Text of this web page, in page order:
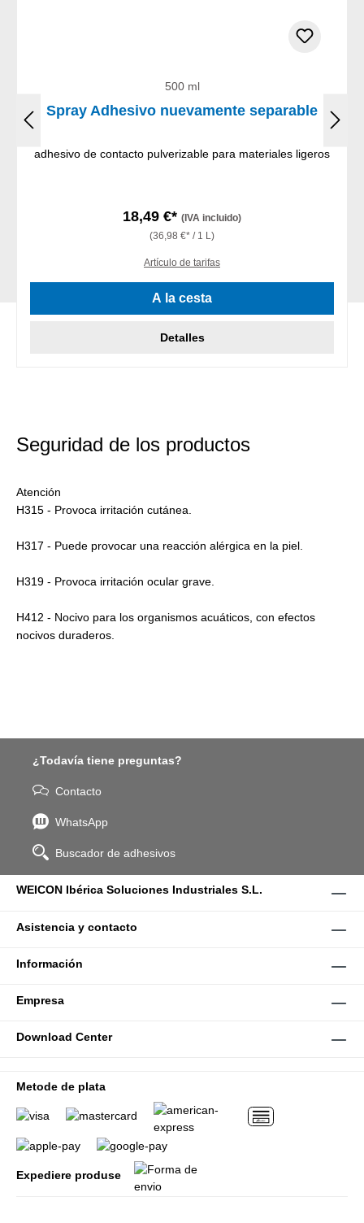
500 ml
Spray Adhesivo nuevamente separable
adhesivo de contacto pulverizable para materiales ligeros
18,49 €* (IVA incluido)
(36,98 €* / 1 L)
Artículo de tarifas
A la cesta
Detalles
Seguridad de los productos
Atención
H315 - Provoca irritación cutánea.
H317 - Puede provocar una reacción alérgica en la piel.
H319 - Provoca irritación ocular grave.
H412 - Nocivo para los organismos acuáticos, con efectos
nocivos duraderos.
¿Todavía tiene preguntas?
Contacto
WhatsApp
Buscador de adhesivos
WEICON Ibérica Soluciones Industriales S.L.
Asistencia y contacto
Información
Empresa
Download Center
Metode de plata
Expediere produse